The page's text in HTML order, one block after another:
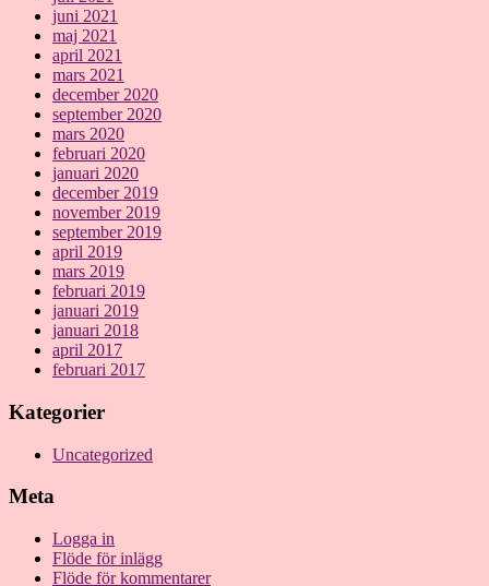
juni 2021
maj 2021
april 2021
mars 2021
december 2020
september 2020
mars 2020
februari 2020
januari 2020
december 2019
november 2019
september 2019
april 2019
mars 2019
februari 2019
januari 2019
januari 2018
april 2017
februari 2017
Kategorier
Uncategorized
Meta
Logga in
Flöde för inlägg
Flöde för kommentarer